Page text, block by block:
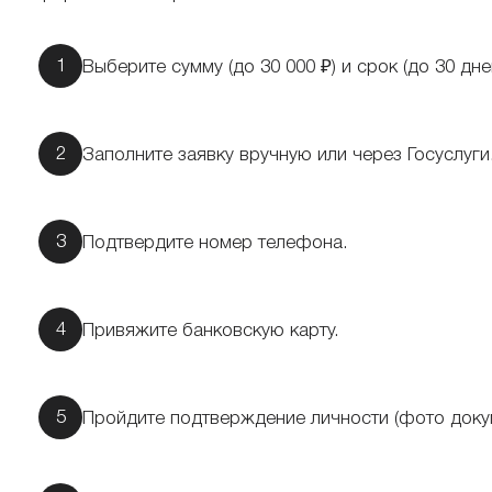
Выберите сумму (до 30 000 ₽) и срок (до 30
Заполните заявку вручную или через Госуслуги.
Подтвердите номер телефона.
Привяжите банковскую карту.
Пройдите подтверждение личности (фото